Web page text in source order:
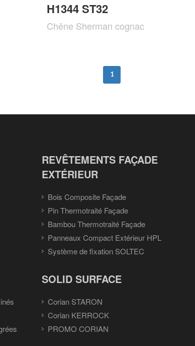
H1344 ST32
Chêne Sherman cognac
1
REVÊTEMENTS FAÇADE
EXTÉRIEUR
Bois Composite Façade
Pin Thermotraité Façade
Bambou Thermotraité Façade
Panneaux Compact Extérieur HPL
Système de fixation SOLTEC
SOLID SURFACE
Corian STARON
Corian KERROCK
PROMO CORIAN